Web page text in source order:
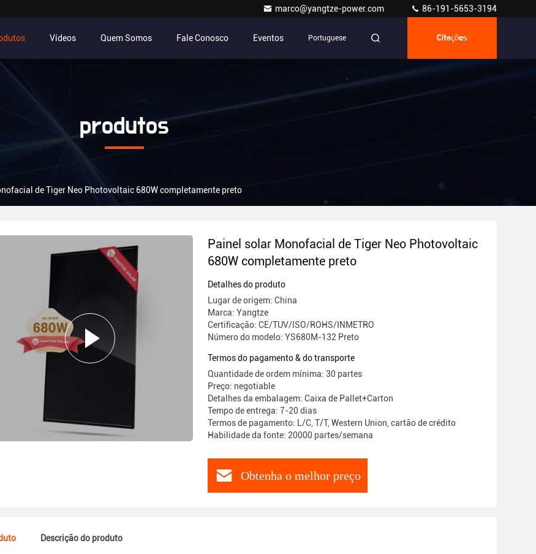
marco@yangtze-power.com 86-191-5653-3194
Vídeos Quem Somos Fale Conosco Eventos Portuguese Citações
produtos
de Tiger Neo Photovoltaic 680W completamente preto
Painel solar Monofacial de Tiger Neo Photovoltaic
680W completamente preto
Detalhes do produto
Lugar de origem: China
Marca: Yangtze
Certificação: CE/TUV/ISO/ROHS/INMETRO
Número do modelo: YS680M-132 Preto
Termos do pagamento & do transporte
Quantidade de ordem mínima: 30 partes
Preço: negotiable
Detalhes da embalagem: Caixa de Pallet+Carton
Tempo de entrega: 7-20 dias
Termos de pagamento: L/C, T/T, Western Union, cartão de crédito
Habilidade da fonte: 20000 partes/semana
Obtenha o melhor preço
Descrição do produto